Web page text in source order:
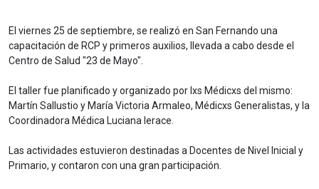
El viernes 25 de septiembre, se realizó en San Fernando una
capacitación de RCP y primeros auxilios, llevada a cabo desde el
Centro de Salud "23 de Mayo".
El taller fue planificado y organizado por lxs Médicxs del mismo:
Martín Sallustio y María Victoria Armaleo, Médicxs Generalistas, y la
Coordinadora Médica Luciana Ierace.
Las actividades estuvieron destinadas a Docentes de Nivel Inicial y
Primario, y contaron con una gran participación.